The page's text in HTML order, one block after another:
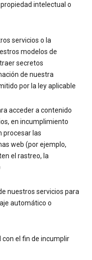
intelectual o
servicios o la
modelos de
secretos
de nuestra
por la ley aplicable
acceder a contenido
en incumplimiento
procesar las
web (por ejemplo,
el rastreo, la
nuestros servicios para
automático o
el fin de incumplir